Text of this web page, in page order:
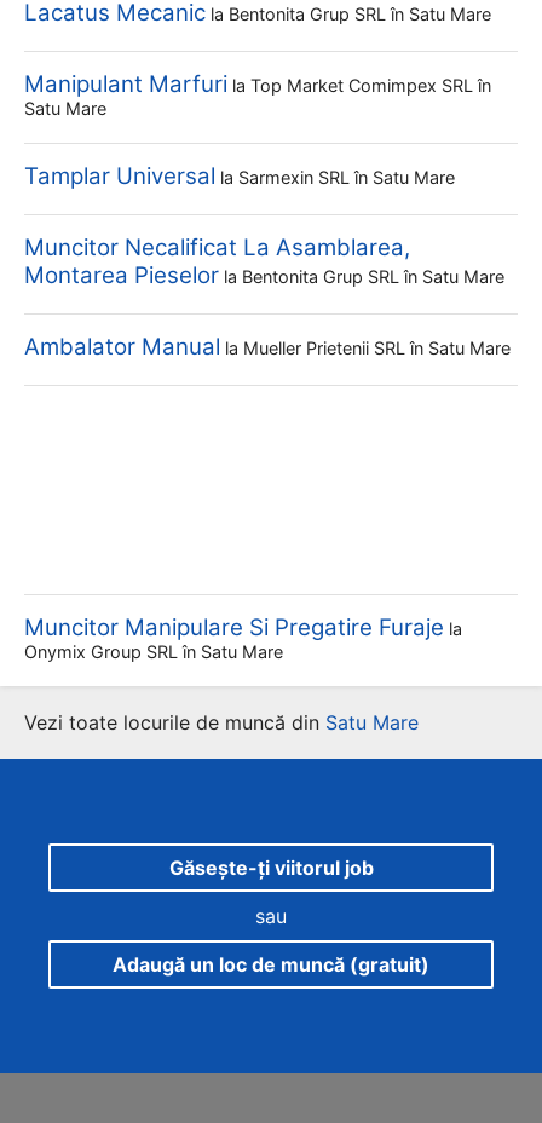
Lacatus Mecanic la Bentonita Grup SRL în Satu Mare
Manipulant Marfuri la Top Market Comimpex SRL în
Satu Mare
Tamplar Universal la Sarmexin SRL în Satu Mare
Muncitor Necalificat La Asamblarea,
Montarea Pieselor la Bentonita Grup SRL în Satu Mare
Ambalator Manual la Mueller Prietenii SRL în Satu Mare
Muncitor Manipulare Si Pregatire Furaje la
Onymix Group SRL în Satu Mare
Vezi toate locurile de muncă din Satu Mare
Găsește-ți viitorul job
sau
Adaugă un loc de muncă (gratuit)